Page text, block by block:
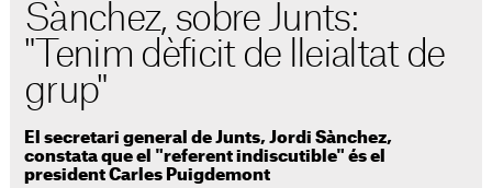
Sànchez, sobre Junts:
"Tenim dèficit de lleialtat de
grup"
El secretari general de Junts, Jordi Sànchez,
constata que el "referent indiscutible" és el
president Carles Puigdemont